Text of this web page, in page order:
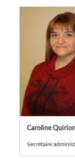
Caroline Quirion
Secrétaire